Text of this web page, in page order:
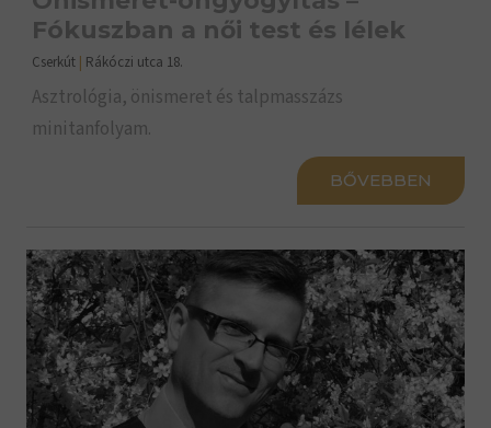
Fókuszban a női test és lélek
Cserkút | Rákóczi utca 18.
Asztrológia, önismeret és talpmasszázs
minitanfolyam.
BŐVEBBEN